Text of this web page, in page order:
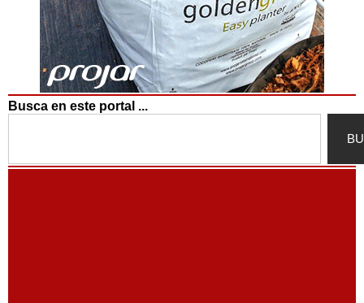
Busca en este portal ...